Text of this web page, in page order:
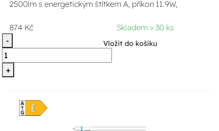
2500lm s energetickým štítkem A, příkon 11.9W,
874 Kč
Skladem > 30 ks
-
+
Vložit do košíku